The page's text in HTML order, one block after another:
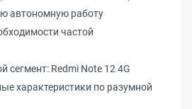
автономную работу
частой
сегмент: Redmi Note 12 4G
характеристики по разумной